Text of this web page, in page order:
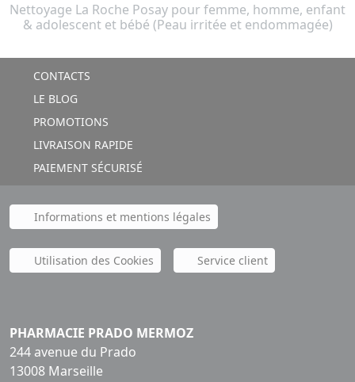
Nettoyage La Roche Posay pour femme, homme, enfant
& adolescent et bébé (Peau irritée et endommagée)
CONTACTS
LE BLOG
PROMOTIONS
LIVRAISON RAPIDE
PAIEMENT SÉCURISÉ
Informations et mentions légales
Utilisation des Cookies Service client
PHARMACIE PRADO MERMOZ
244 avenue du Prado
13008 Marseille